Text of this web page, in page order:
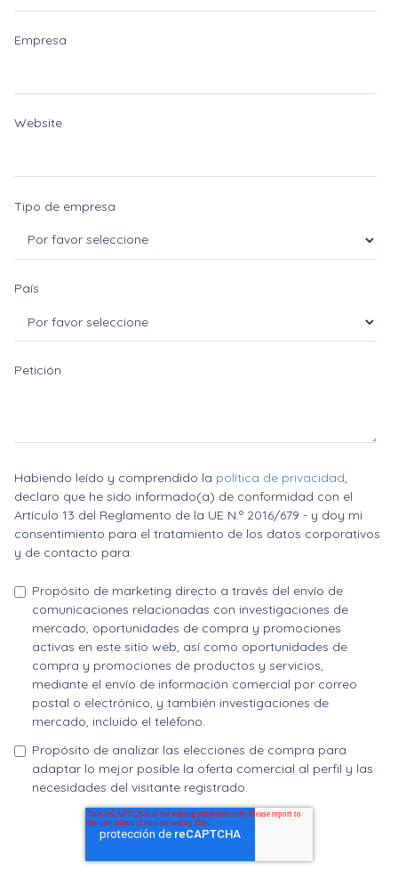
Empresa
Website
Tipo de empresa
País
Petición
Habiendo leído y comprendido la política de privacidad,
declaro que he sido informado(a) de conformidad con el
Artículo 13 del Reglamento de la UE N.º 2016/679 - y doy mi
consentimiento para el tratamiento de los datos corporativos
y de contacto para:
Propósito de marketing directo a través del envío de
comunicaciones relacionadas con investigaciones de
mercado, oportunidades de compra y promociones
activas en este sitio web, así como oportunidades de
compra y promociones de productos y servicios,
mediante el envío de información comercial por correo
postal o electrónico, y también investigaciones de
mercado, incluido el teléfono.
Propósito de analizar las elecciones de compra para
adaptar lo mejor posible la oferta comercial al perfil y las
necesidades del visitante registrado.